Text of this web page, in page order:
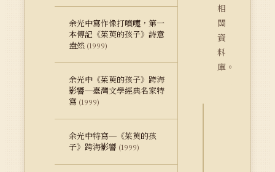
余光中寫作像打噴嚏，第一
本傳記《茱萸的孩子》詩意
盎然 (1999)
余光中《茱萸的孩子》跨海
影響─臺灣文學經典名家特
寫 (1999)
余光中特寫─《茱萸的孩
子》跨海影響 (1999)
相
關
資
料
庫。